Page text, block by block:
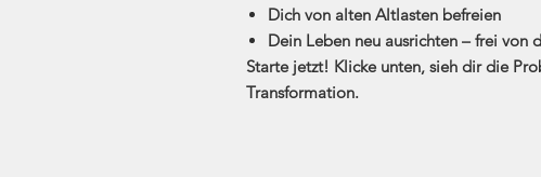
Dich von alten Altlasten befreien
Dein Leben neu ausrichten – frei von
Starte jetzt! Klicke unten, sieh dir die
Transformation.